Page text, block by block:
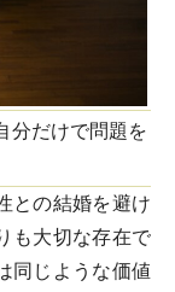
分だけで問題を
との結婚を避け
も大切な存在で
同じような価値